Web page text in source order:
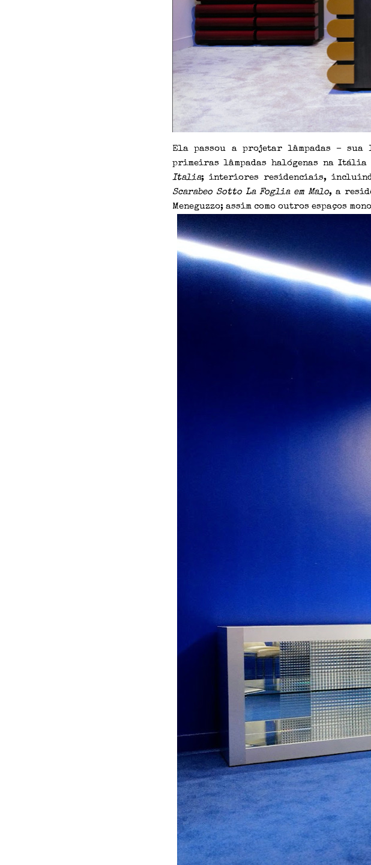
Ela passou a projetar lâmpadas – sua
primeiras lâmpadas halógenas na Itália
Italia; interiores residenciais,
Scarabeo Sotto La Foglia em Malo, a
Meneguzzo; assim como outros espaços